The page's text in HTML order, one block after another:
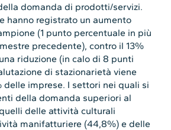
domanda di prodotti/servizi.
hanno registrato un aumento
(1 punto percentuale in più
precedente), contro il 13%
riduzione (in calo di 8 punti
di stazionarietà viene
delle imprese. I settori nei quali si
della domanda superiori al
delle attività culturali
manifatturiere (44,8%) e delle